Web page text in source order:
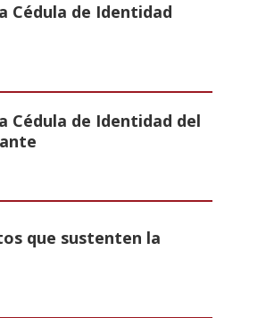
Cédula de Identidad
Cédula de Identidad del
que sustenten la